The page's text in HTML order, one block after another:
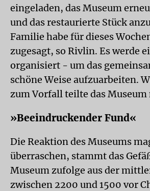
eingeladen, das Museum
und das restaurierte Stück
Familie habe für dieses
zugesagt, so Rivlin. Es werde
organisiert - um das
schöne Weise aufzuarbeiten.
zum Vorfall teilte das
»Beeindruckender Fund«
Die Reaktion des Museums
überraschen, stammt das
Museum zufolge aus der
zwischen 2200 und 1500 vor